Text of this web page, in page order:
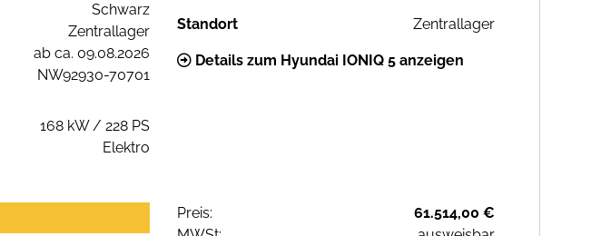
Schwarz
Zentrallager
ab ca. 09.08.2026
NW92930-70701
168 kW / 228 PS
Elektro
Standort Zentrallager
Details zum Hyundai IONIQ 5 anzeigen
Preis:
61.514,00 €